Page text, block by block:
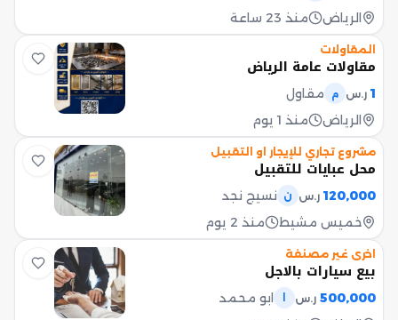
الرياض
منذ 23 ساعة
المقاولات
مقاولات عامة الرياض
1 ر.س م
مقاول
الرياض
منذ 1 يوم
مشروع تجاري للإيجار او التقبيل
محل عبايات للتقبيل
120,000 ر.س ن
نسيج نجد
خميس مشيط
منذ 2 يوم
اخرى غير مصنفة
بيع سيارات بالاجل
500,000 ر.س
ابو محمد